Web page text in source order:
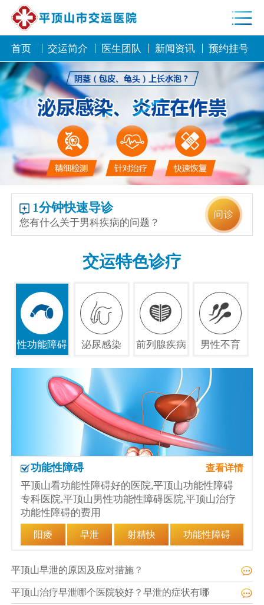
首页 交运简介 医生团队 新闻资讯 预约挂号
1分钟快速导诊
您有什么关于男科疾病的问题？
交运特色诊疗
性功能障碍 泌尿感染 前列腺疾病 男性不育
功能性障碍 查看详情
平顶山看功能性障碍好的医院,平顶山功能性障碍
专科医院,平顶山男性功能性障碍医院,平顶山治疗
功能性障碍的费用
阳痿 早泄 射精快 功能性障碍
平顶山早泄的原因及应对措施？
平顶山治疗早泄哪个医院较好？早泄的症状有哪